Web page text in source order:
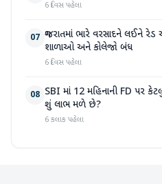
6 દિવસ પહેલા
07 ગુજરાતમાં ભારે વરસાદને લઈને
શાળાઓ અને કોલેજો બંધ
6 દિવસ પહેલા
08 SBI માં 12 મહિનાની FD પર
શું લાભ મળે છે?
6 કલાક પહેલા